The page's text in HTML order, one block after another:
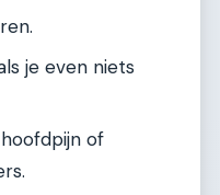
je even niets
of